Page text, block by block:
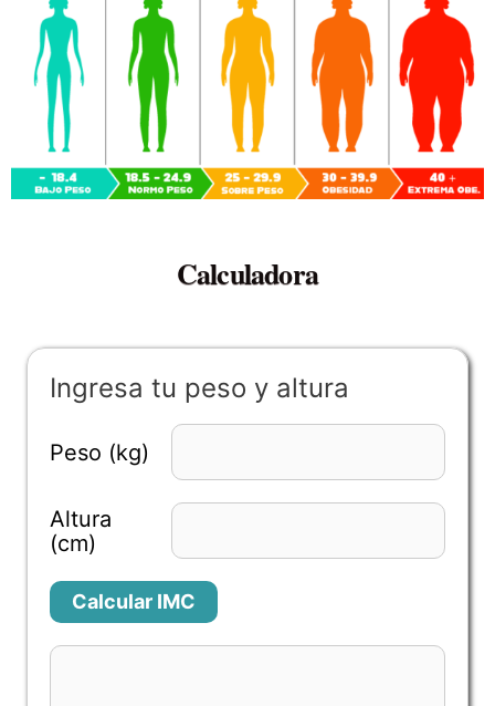
Calculadora
Ingresa tu peso y altura
Peso (kg)
Altura
(cm)
Calcular IMC